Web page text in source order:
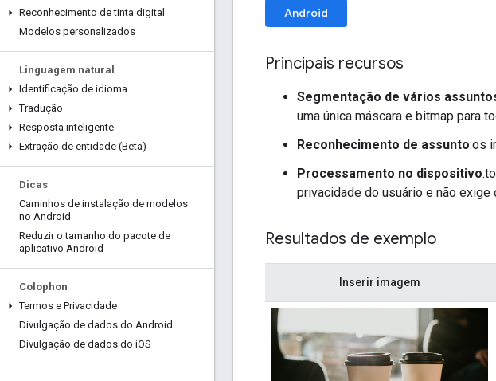
Reconhecimento de tinta digital
Modelos personalizados
Linguagem natural
Identificação de idioma
Tradução
Resposta inteligente
Extração de entidade (Beta)
Dicas
Caminhos de instalação de modelos
no Android
Reduzir o tamanho do pacote de
aplicativo Android
Colophon
Termos e Privacidade
Divulgação de dados do Android
Divulgação de dados do iOS
Android
Principais recursos
Segmentação de vários
uma única máscara e bitmap para
Reconhecimento de assunto:os
Processamento no dispositivo
privacidade do usuário e não exige
Resultados de exemplo
Inserir imagem